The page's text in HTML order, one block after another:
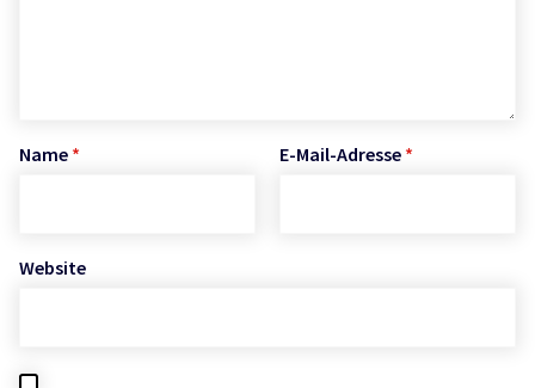
Name * E-Mail-Adresse *
Website